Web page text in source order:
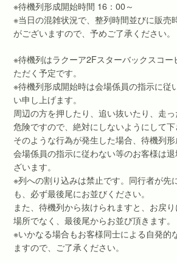
※待機列形成開始時間 16：00～
※当日の混雑状況で、整列時間並びに販売
がございますので、予めご了承ください。
※待機列はラクーア2Fスターバックスコ
ただく予定です。
※待機列形成開始時は会場係員の指示に従
い申し上げます。
周辺の方を押したり、追い抜いたり、走
危険ですので、絶対にしないようにして下
そのような行為が発生した場合、待機列
会場係員の指示に従わない等のお客様は
ざいます。
※列への割り込みは禁止です。同行者が先
も、必ず最後尾にお並びください。
また、待機列から抜けられますと、お戻
場所でなく、最後尾からお並び頂きます。
※いかなる場合もお客様同士による自発的
ますので、ご了承ください。